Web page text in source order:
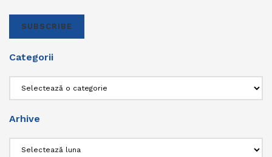
SUBSCRIBE
Categorii
Arhive